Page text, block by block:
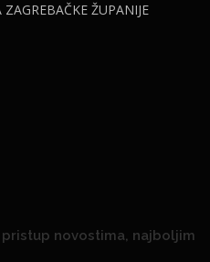
ŽUPANIJE
novostima, najboljim